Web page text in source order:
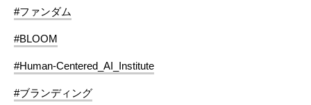
#ファンダム
#BLOOM
#Human-Centered_AI_Institute
#ブランディング